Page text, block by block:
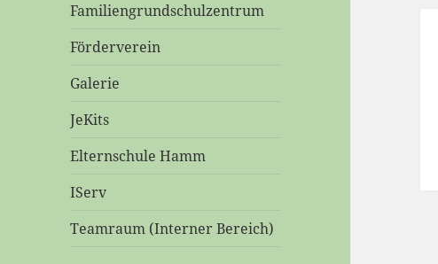
Familiengrundschulzentrum
Förderverein
Galerie
JeKits
Elternschule Hamm
IServ
Teamraum (Interner Bereich)